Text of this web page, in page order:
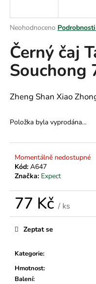
Průměrné
produktu
je
0,0
z
hvězdiček.
Neohodnoceno
Černý čaj
Souchong
Zheng Shan Xiao
Položka byla vyprodána…
Momentálně nedostupné
Kód: A647
Značka: Expect
77 Kč / ks
Měrná
cena:
Kategorie:
Hmotnost:
Balení:
Zeptat se
j
t
?
D
o
p
o
č
u
m